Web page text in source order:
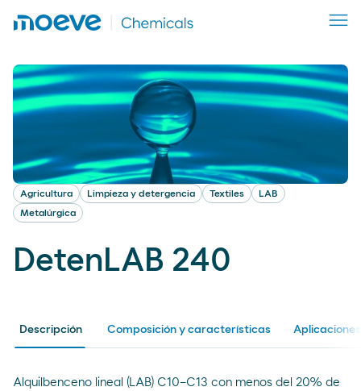
Agricultura Limpieza y detergencia Textiles
LAB
Metalúrgica
DetenLAB 240
Descripción Composición y características Aplicaciones
Alquilbenceno lineal (LAB) C10–C13 con menos del 20% de